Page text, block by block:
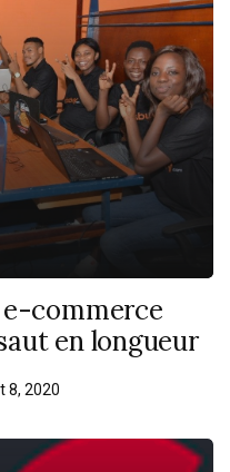
commerce
en longueur
8, 2020